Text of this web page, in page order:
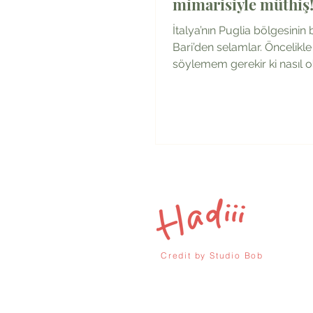
İtalya’nın Puglia bölgesinin
Bari’den selamlar. Öncelikle
söylemem gerekir ki nasıl
Credit by Studio Bob